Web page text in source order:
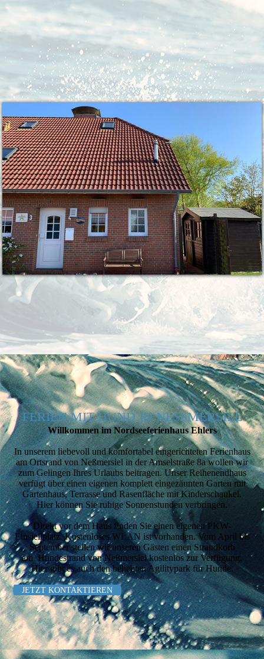
FERIEN MIT HUND IN NESSMERSIEL
Willkommen im Nordsee­ferien­haus Ehlers
In unserem liebevoll und komfortabel eingerichteten Ferienhaus
am Ortsrand von Neßmersiel in der Amselstraße 8a wollen wir
zum Gelingen Ihres Urlaubs beitragen. Unser Reihenendhaus
verfügt über einen eigenen komplett eingezäunten Garten mit
Gartenhaus, Terrasse und Rasenfläche mit Kinderschaukel.
Hier können Sie ruhige Sonnenstunden verbringen.
Direkt vor dem Haus finden Sie einen eigenen PKW-
Einstellplatz. Kostenloses WLAN ist vor­han­den. Vom April bis
September stellen wir unseren Gästen einen Strandkorb
am Hundestrand von Neßmersiel kostenlos zur Verfügung.
Hier gibt es auch den beliebten Agilitypark für Hunde.
JETZT KONTAKTIEREN